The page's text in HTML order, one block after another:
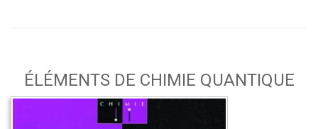
ÉLÉMENTS DE CHIMIE QUANTIQUE